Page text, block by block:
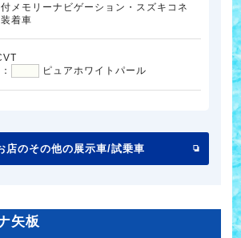
メモリーナビゲーション・スズキコネ
着車
ピュアホワイトパール
店のその他の展示車/試乗車
矢板